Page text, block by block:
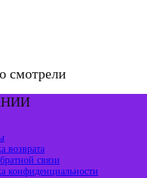
смотрели
возврата
связи
конфиденциальности